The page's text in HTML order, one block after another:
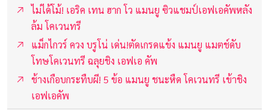
ไม่ได้โม้! เอริค เทน ฮาก โว แมนยู ซิวแชมป์เอฟเอคัพหลัง
ล้ม โคเวนทรี
แม็กไกวร์ ควง บรูโน่ เด่น!ตัดเกรดแข้ง แมนยู แมตช์ดับ
โทษโคเวนทรี ฉลุยชิง เอฟเอ คัพ
ช้างเกือบกระทืบผี! 5 ข้อ แมนยู ชนะหืด โคเวนทรี เข้าชิง
เอฟเอคัพ